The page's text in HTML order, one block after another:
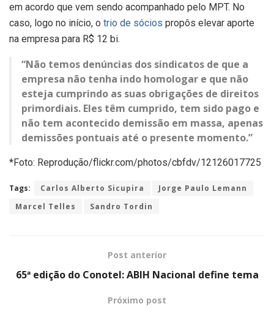
em acordo que vem sendo acompanhado pelo MPT. No
caso, logo no início, o trio de sócios propôs elevar aporte
na empresa para R$ 12 bi.
“Não temos denúncias dos sindicatos de que a
empresa não tenha indo homologar e que não
esteja cumprindo as suas obrigações de direitos
primordiais. Eles têm cumprido, tem sido pago e
não tem acontecido demissão em massa, apenas
demissões pontuais até o presente momento.”
*Foto: Reprodução/flickr.com/photos/cbfdv/12126017725
Tags: Carlos Alberto Sicupira
Jorge Paulo Lemann
Marcel Telles
Sandro Tordin
Post anterior
65ª edição do Conotel: ABIH Nacional define tema
Próximo post